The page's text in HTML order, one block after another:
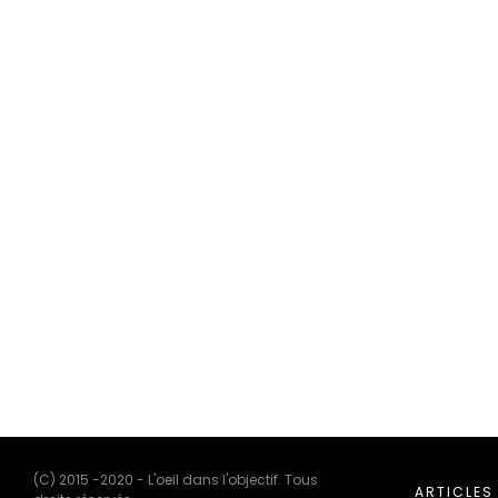
(C) 2015 -2020 - L'oeil dans l'objectif. Tous
ARTICLES